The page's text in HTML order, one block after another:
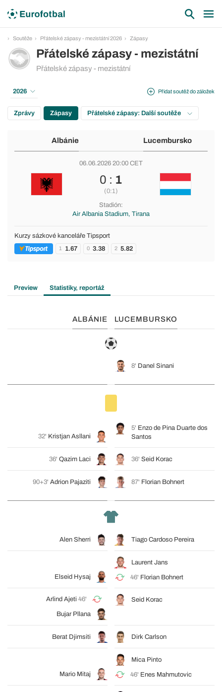
Soutěže Přátelské zápasy - mezistátní 2026 Zápasy
Přátelské zápasy - mezistátní
Přátelské zápasy - mezistátní
Přidat soutěž do záložek
2026
Zprávy Zápasy Přátelské zápasy: Další soutěže
Albánie Lucembursko
06.06.2026 20:00 CET
0 : 1
(0:1)
Stadión:
Air Albania Stadium, Tirana
Kurzy sázkové kanceláře Tipsport
1 1.67 0 3.38 2 5.82
Preview Statistiky, reportáž
ALBÁNIE LUCEMBURSKO
8' Danel Sinani
32' Kristjan Asllani
5' Enzo de Pina Duarte dos
Santos
36' Qazim Laci 36' Seid Korac
90+3' Adrion Pajaziti 87' Florian Bohnert
Alen Sherri Tiago Cardoso Pereira
Elseid Hysaj
Laurent Jans
46' Florian Bohnert
Arlind Ajeti 46'
Bujar Pllana
Seid Korac
Berat Djimsiti Dirk Carlson
Mario Mitaj
Mica Pinto
46' Enes Mahmutovic